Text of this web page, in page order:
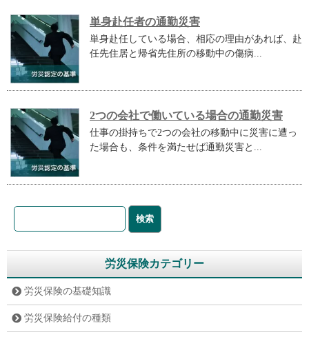
単身赴任者の通勤災害
単身赴任している場合、相応の理由があれば、赴
任先住居と帰省先住所の移動中の傷病...
2つの会社で働いている場合の通勤災害
仕事の掛持ちで2つの会社の移動中に災害に遭っ
た場合も、条件を満たせば通勤災害と...
労災保険カテゴリー
労災保険の基礎知識
労災保険給付の種類